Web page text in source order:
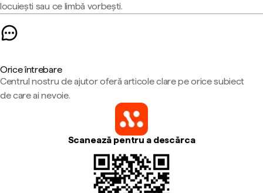
locuiești sau ce limbă vorbești.
Orice întrebare
Centrul nostru de ajutor oferă articole clare pe orice subiect
de care ai nevoie.
Scanează pentru a descărca